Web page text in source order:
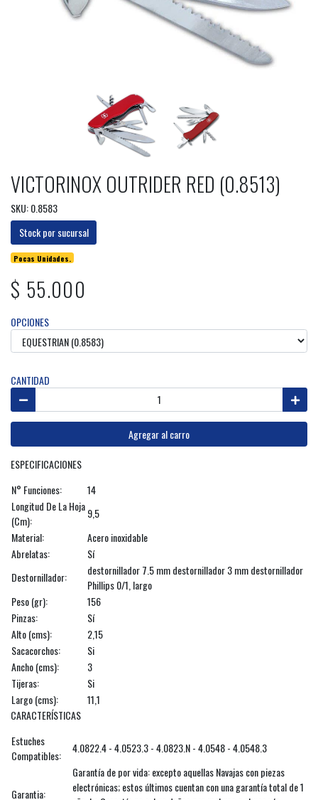
VICTORINOX OUTRIDER RED (0.8513)
SKU: 0.8583
Stock por sucursal
Pocas Unidades.
$ 55.000
OPCIONES
CANTIDAD
Agregar al carro
ESPECIFICACIONES
N° Funciones:
14
Longitud De La Hoja
(Cm):
9,5
Material:
Acero inoxidable
Abrelatas:
Sí
Destornillador:
destornillador 7.5 mm destornillador 3 mm destornillador
Phillips 0/1, largo
Peso (gr):
156
Pinzas:
Sí
Alto (cms):
2,15
Sacacorchos:
Si
Ancho (cms):
3
Tijeras:
Si
Largo (cms):
11,1
CARACTERÍSTICAS
Estuches
Compatibles:
4.0822.4 - 4.0523.3 - 4.0823.N - 4.0548 - 4.0548.3
Garantia:
Garantía de por vida: excepto aquellas Navajas con piezas
electrónicas; estos últimos cuentan con una garantía total de 1